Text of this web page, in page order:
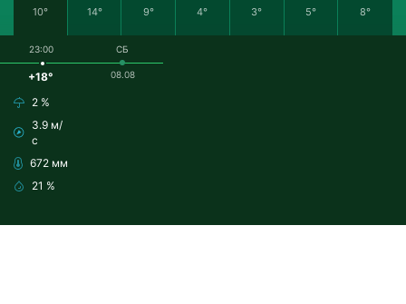
10° 14° 9° 4° 3° 5° 8°
23:00
+18°
2 %
3.9 м/
с
672 мм
21 %
СБ
08.08